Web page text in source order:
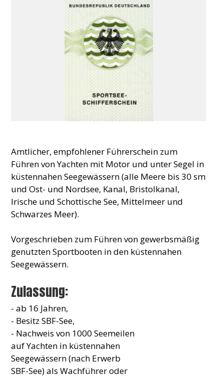
Amtlicher, empfohlener Führerschein zum
Führen von Yachten mit Motor und unter Segel in
küstennahen Seegewässern (alle Meere bis 30 sm
und Ost- und Nordsee, Kanal, Bristolkanal,
Irische und Schottische See, Mittelmeer und
Schwarzes Meer).
Vorgeschrieben zum Führen von gewerbsmäßig
genutzten Sportbooten in den küstennahen
Seegewässern.
Zulassung:
- ab 16 Jahren,
- Besitz SBF-See,
- Nachweis von 1000 Seemeilen
auf Yachten in küstennahen
Seegewässern (nach Erwerb
SBF-See) als Wachführer oder